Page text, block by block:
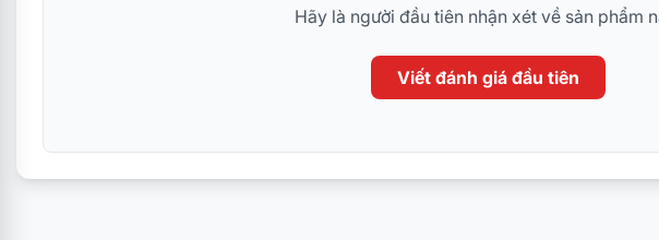
Hãy là người đầu tiên nhận xét về sản phẩm
Viết đánh giá đầu tiên